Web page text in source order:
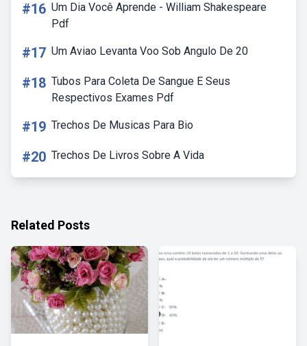
#16 Um Dia Você Aprende - William Shakespeare
Pdf
#17 Um Aviao Levanta Voo Sob Angulo De 20
#18 Tubos Para Coleta De Sangue E Seus
Respectivos Exames Pdf
#19 Trechos De Musicas Para Bio
#20 Trechos De Livros Sobre A Vida
Related Posts